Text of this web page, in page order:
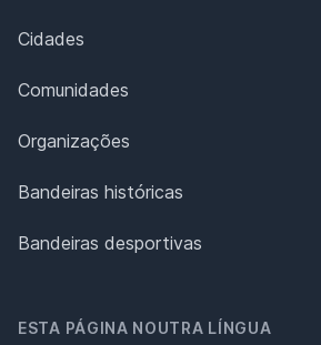
Cidades
Comunidades
Organizações
Bandeiras históricas
Bandeiras desportivas
ESTA PÁGINA NOUTRA LÍNGUA